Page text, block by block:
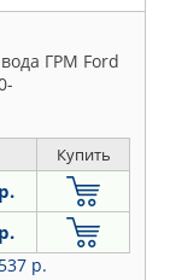
ГРМ Ford
Купить
р.